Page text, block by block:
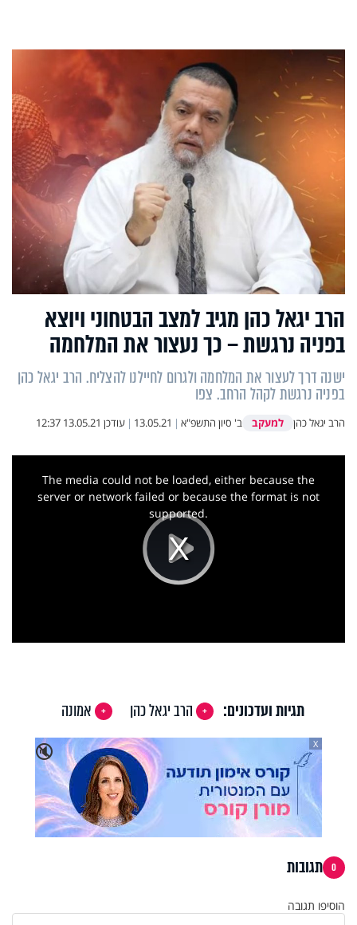
הרב יגאל כהן מגיב למצב הבטחוני ויוצא
בפניה נרגשת – כך נעצור את המלחמה
ישנה דרך לעצור את המלחמה ולגרום לחיילנו להצליח. הרב יגאל כהן
בפניה נרגשת לקהל הרחב. צפו
הרב יגאל כהן למעקב ב' סיון התשפ"א |
13.05.21
| עודכן 13.05.21 12:37
Play
This
The media could not be loaded, either because the
server or network failed or because the format is not
supported.
תגיות ועדכונים: הרב יגאל כהן
אמונה
🔇
X
0 תגובות
הוסיפו תגובה